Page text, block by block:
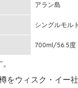
アラン島
シングルモル
700ml/56.5度
をウィスク・イー